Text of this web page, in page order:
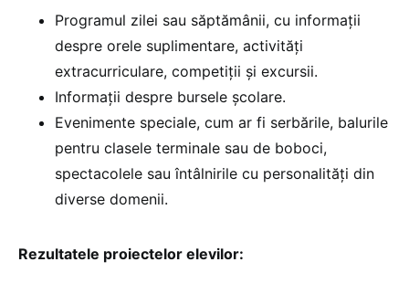
Programul zilei sau săptămânii, cu informații
despre orele suplimentare, activități
extracurriculare, competiții și excursii.
Informații despre bursele școlare.
Evenimente speciale, cum ar fi serbările, balurile
pentru clasele terminale sau de boboci,
spectacolele sau întâlnirile cu personalități din
diverse domenii.
Rezultatele proiectelor elevilor: